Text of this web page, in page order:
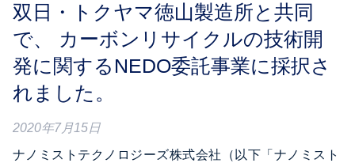
双日・トクヤマ徳山製造所と共同
で、 カーボンリサイクルの技術開
発に関するNEDO委託事業に採択さ
れました。
2020年7月15日
ナノミストテクノロジーズ株式会社（以下「ナノミスト